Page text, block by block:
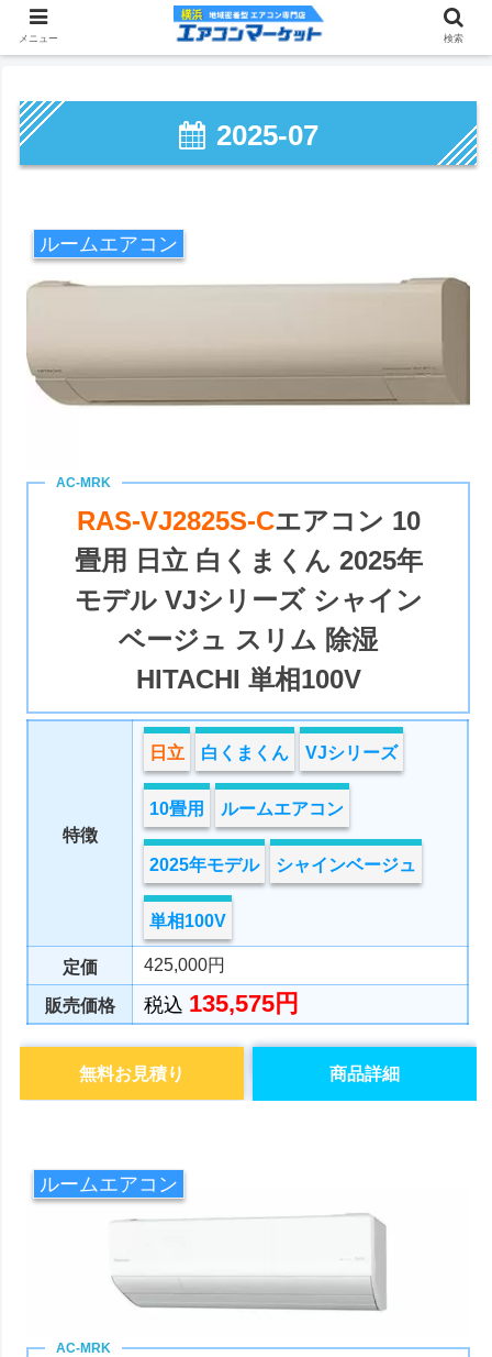
2025-07
ルームエアコン
RAS-VJ2825S-Cエアコン 10
畳用 日立 白くまくん 2025年
モデル VJシリーズ シャイン
ベージュ スリム 除湿
HITACHI 単相100V
特徴
日立 白くまくん VJシリーズ
10畳用 ルームエアコン
2025年モデル シャインベージュ
単相100V
定価 425,000円
販売価格 税込 135,575円
商品詳細
無料お見積り
ルームエアコン
メニュー 検索